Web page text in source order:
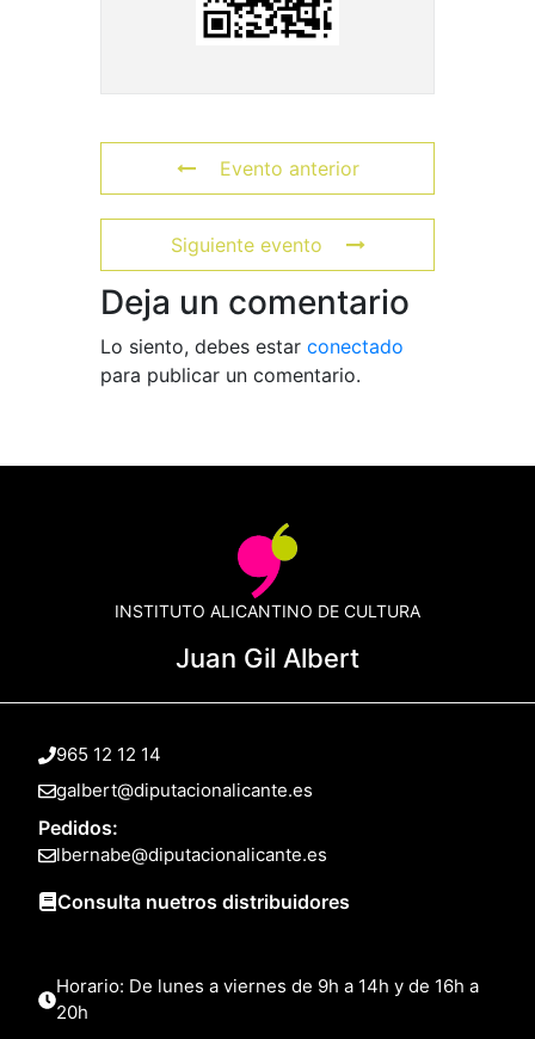
Evento anterior
Siguiente evento
Deja un comentario
Lo siento, debes estar conectado
para publicar un comentario.
INSTITUTO ALICANTINO DE CULTURA
Juan Gil Albert
965 12 12 14
galbert@diputacionalicante.es
Pedidos:
lbernabe@diputacionalicante.es
Consulta nuetros distribuidores
Horario: De lunes a viernes de 9h a 14h y de 16h a
20h